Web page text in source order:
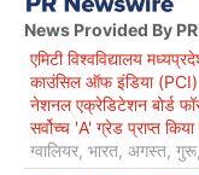
News Provided By
एमिटी विश्वविद्यालय
काउंसिल ऑफ इंडिया (PCI)
नेशनल एक्रेडिटेशन बोर्ड
सर्वोच्च 'A' ग्रेड प्राप्त
ग्वालियर, भारत, अगस्त,